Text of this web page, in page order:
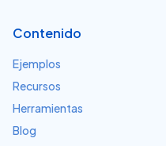
Contenido
Ejemplos
Recursos
Herramientas
Blog